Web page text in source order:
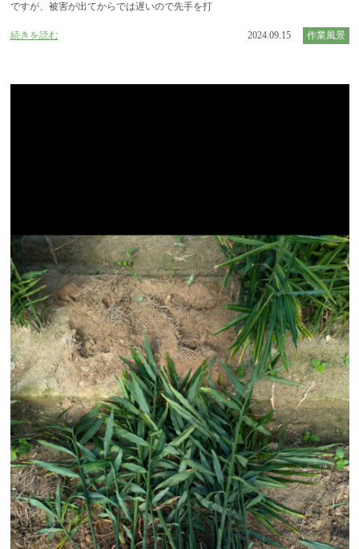
ですが、被害が出てからでは遅いので先手を打
続きを読む 2024.09.15 作業風景